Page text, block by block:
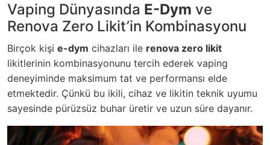
Vaping Dünyasında E-Dym ve
Renova Zero Likit’in Kombinasyonu
Birçok kişi e-dym cihazları ile renova zero likit
likitlerinin kombinasyonunu tercih ederek vaping
deneyiminde maksimum tat ve performansı elde
etmektedir. Çünkü bu ikili, cihaz ve likitin teknik uyumu
sayesinde pürüzsüz buhar üretir ve uzun süre dayanır.